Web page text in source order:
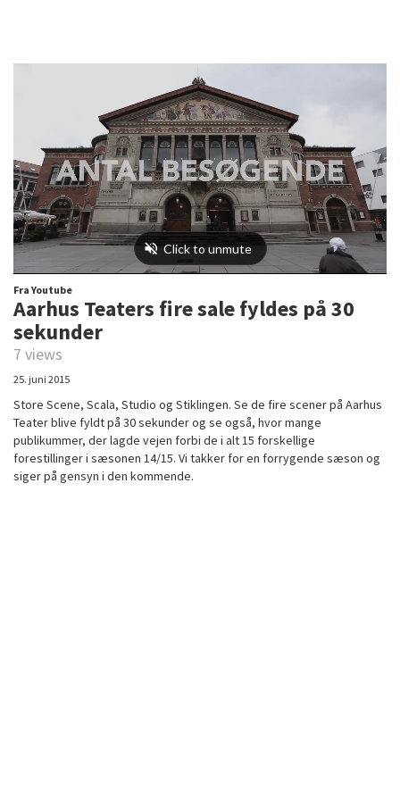
Fra Youtube
Aarhus Teaters fire sale fyldes på 30
sekunder
7 views
25. juni 2015
Store Scene, Scala, Studio og Stiklingen. Se de fire scener på Aarhus
Teater blive fyldt på 30 sekunder og se også, hvor mange
publikummer, der lagde vejen forbi de i alt 15 forskellige
forestillinger i sæsonen 14/15. Vi takker for en forrygende sæson og
siger på gensyn i den kommende.